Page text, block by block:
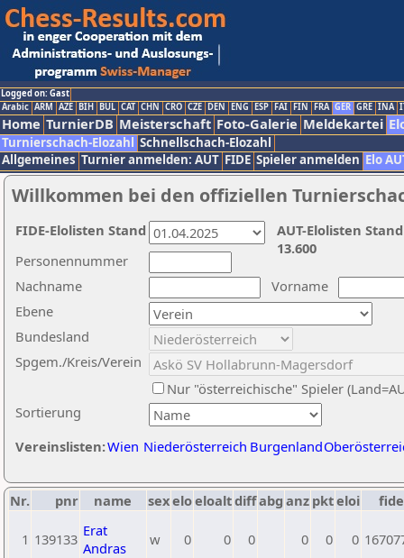
Logged on: Gast
Arabic ARM AZE BIH BUL CAT CHN CRO CZE DEN ENG ESP FAI FIN FRA GER GRE INA
Home TurnierDB Meisterschaft Foto-Galerie Meldekartei
Turnierschach-Elozahl Schnellschach-Elozahl
Allgemeines Turnier anmelden: AUT FIDE Spieler anmelden Elo
Willkommen bei den offiziellen
Nachname
Vorname
Ebene
Sortierung
Personennummer
Bundesland
Spgem./Kreis/Verein
Nur "österreichische" Spieler
Vereinslisten:Wien Niederösterreich Burgenland
AUT-Elolisten
13.600
FIDE-Elolisten Stand
Nr. pnr name sexeloeloaltdiffabg anz pkteloi
1 139133 Erat
Andras
w 0 0 0 0 0 0